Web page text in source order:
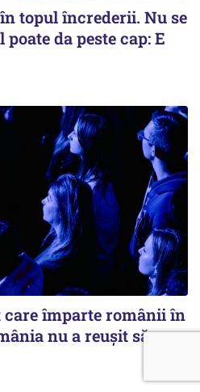
topul încrederii. Nu se
da peste cap: E
care împarte românii în
nu a reușit să